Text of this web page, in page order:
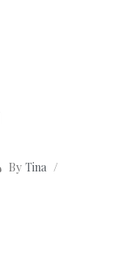
By Tina